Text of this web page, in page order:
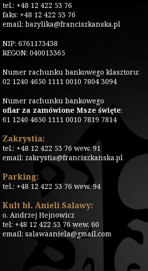
tel.: +48 12 422 53 76
faks: +48 12 422 53 76
email: bazylika@franciszkanska.pl
NIP: 6761173438
REGON: 040013365
Numer rachunku bankowego klasztoru:
02 1240 4650 1111 0010 7804 3094
Numer rachunku bankowego
ofiar za zamówione Msze święte:
61 1240 4650 1111 0010 7819 7814
Zakrystia:
tel.: +48 12 422 53 76 wew. 91
email: zakrystia@franciszkanska.pl
Parking:
tel.: +48 12 422 53 76 wew. 94
Kult bł. Anieli Salawy:
o. Andrzej Hejnowicz
tel: +48 12 422 53 76 wew. 60
email: salawaaniela@gmail.com